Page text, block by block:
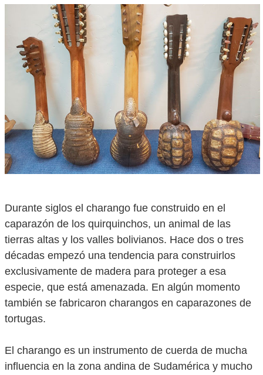
Durante siglos el charango fue construido en el
caparazón de los quirquinchos, un animal de las
tierras altas y los valles bolivianos. Hace dos o tres
décadas empezó una tendencia para construirlos
exclusivamente de madera para proteger a esa
especie, que está amenazada. En algún momento
también se fabricaron charangos en caparazones de
tortugas.
El charango es un instrumento de cuerda de mucha
influencia en la zona andina de Sudamérica y mucho